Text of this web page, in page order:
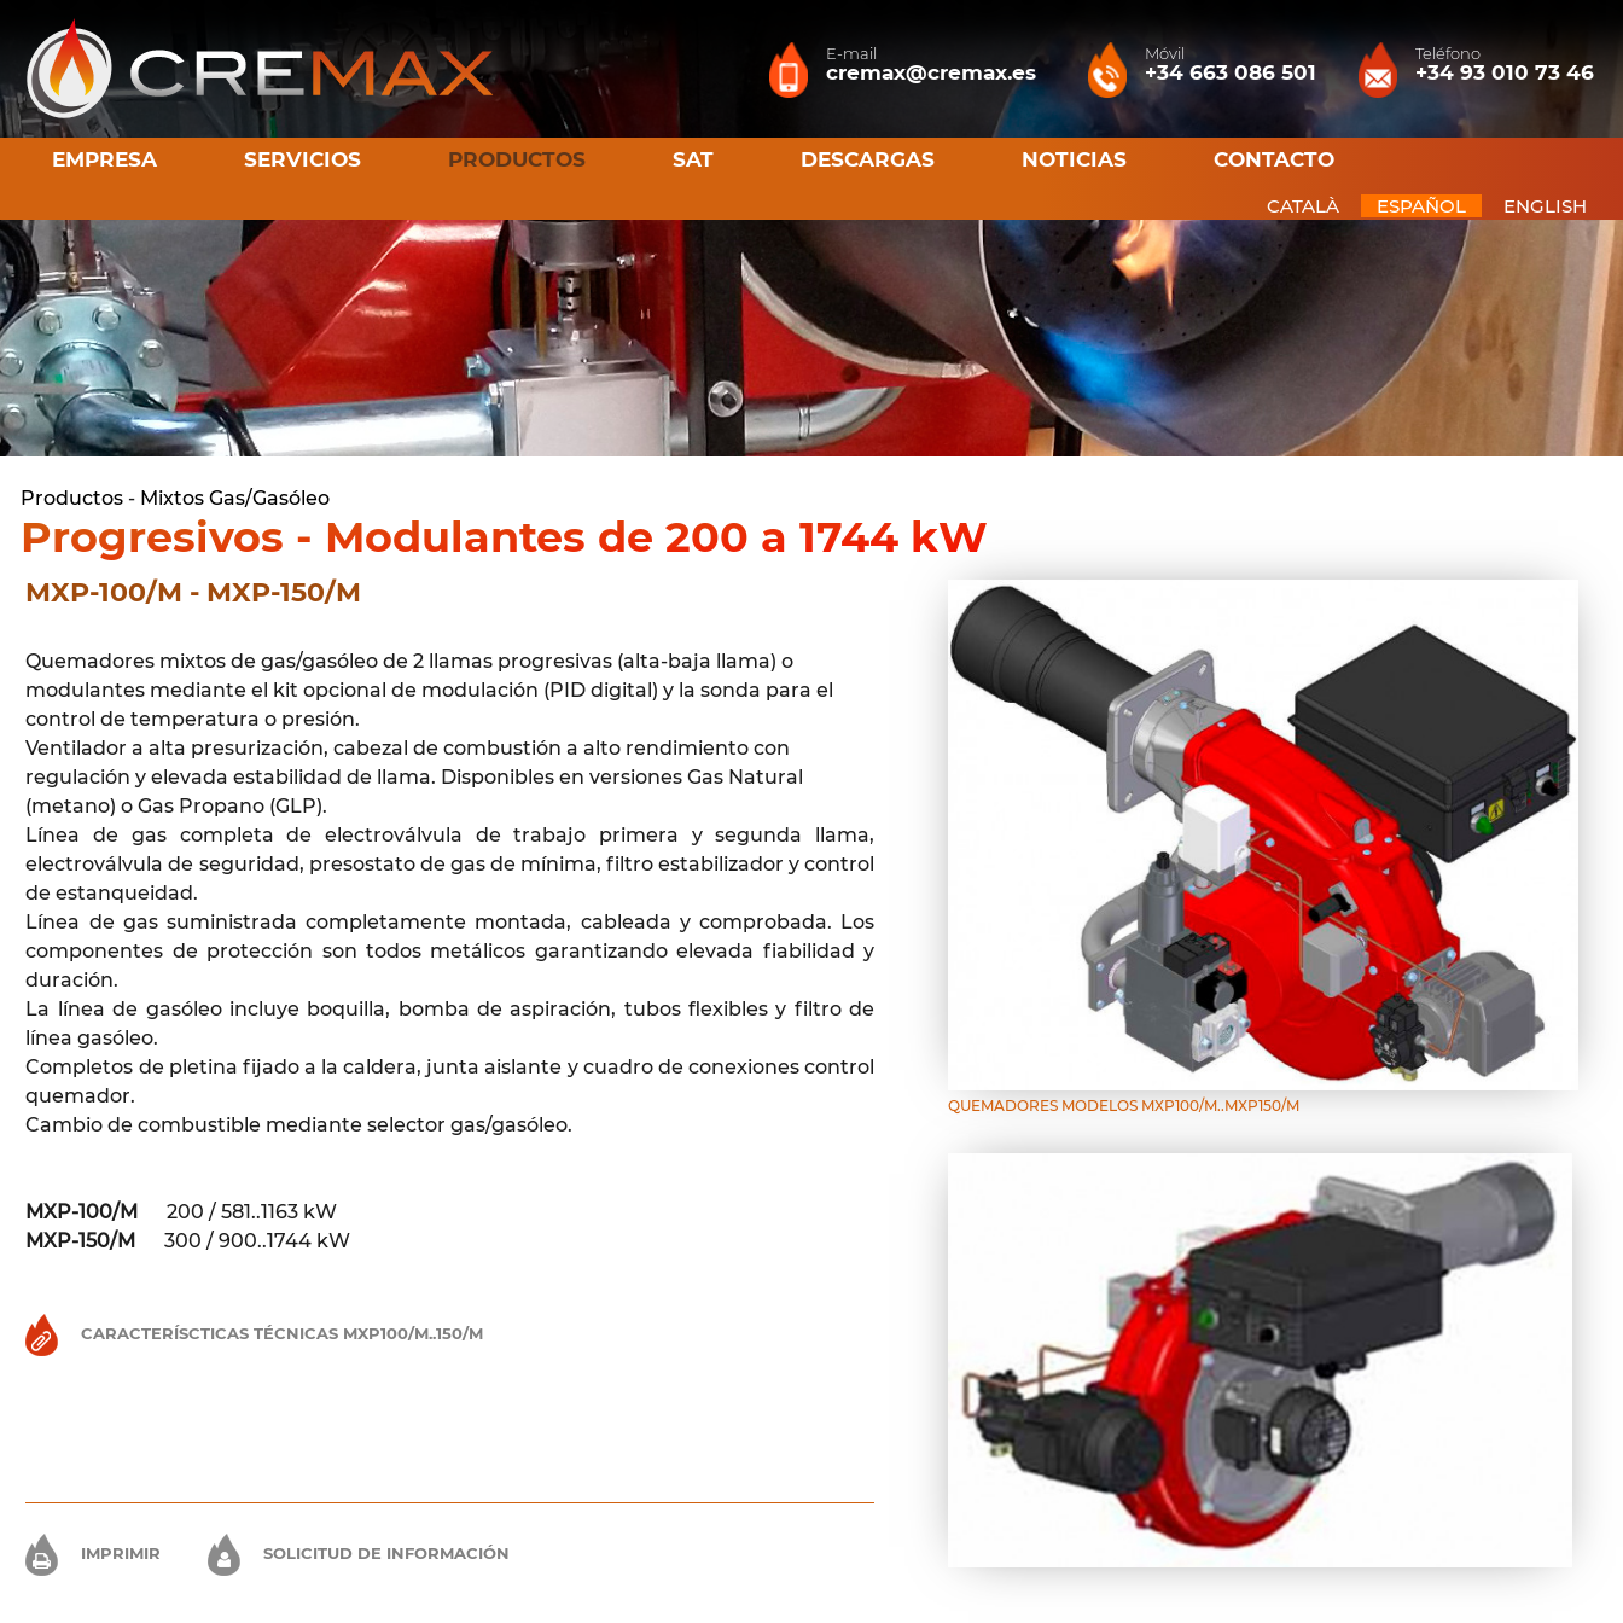
E-mail
cremax@cremax.es
Móvil
+34 663 086 501
Teléfono
+34 93 010 73 46
EMPRESA SERVICIOS PRODUCTOS SAT DESCARGAS NOTICIAS CONTACTO
CATALÀ ESPAÑOL ENGLISH
Productos - Mixtos Gas/Gasóleo
Progresivos - Modulantes de 200 a 1744 kW
MXP-100/M - MXP-150/M
Quemadores mixtos de gas/gasóleo de 2 llamas progresivas (alta-baja llama) o
modulantes mediante el kit opcional de modulación (PID digital) y la sonda para el
control de temperatura o presión.
Ventilador a alta presurización, cabezal de combustión a alto rendimiento con
regulación y elevada estabilidad de llama. Disponibles en versiones Gas Natural
(metano) o Gas Propano (GLP).
Línea de gas completa de electroválvula de trabajo primera y segunda llama,
electroválvula de seguridad, presostato de gas de mínima, filtro estabilizador y control
de estanqueidad.
Línea de gas suministrada completamente montada, cableada y comprobada. Los
componentes de protección son todos metálicos garantizando elevada fiabilidad y
duración.
La línea de gasóleo incluye boquilla, bomba de aspiración, tubos flexibles y filtro de
línea gasóleo.
Completos de pletina fijado a la caldera, junta aislante y cuadro de conexiones control
quemador.
Cambio de combustible mediante selector gas/gasóleo.
MXP-100/M
200 / 581..1163 kW
MXP-150/M 300 / 900..1744 kW
CARACTERÍSCTICAS TÉCNICAS MXP100/M..150/M
IMPRIMIR SOLICITUD DE INFORMACIÓN
QUEMADORES MODELOS MXP100/M..MXP150/M